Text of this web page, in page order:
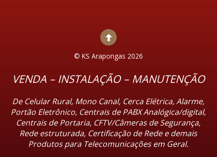
© KS Arapongas 2026
VENDA – INSTALAÇÃO – MANUTENÇÃO
De Celular Rural, Mono Canal, Cerca Elétrica, Alarme,
Portão Eletrônico, Centrais de PABX Analógica/digital,
Centrais de Portaria, CFTV/Câmeras de Segurança,
Rede estruturada, Certificação de Rede e demais
Produtos para Telecomunicações em Geral.